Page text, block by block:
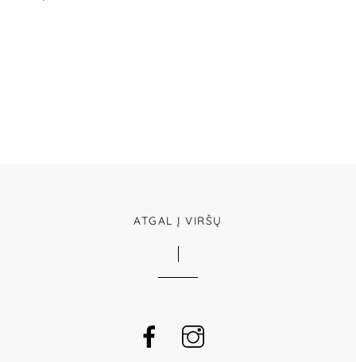
ATGAL Į VIRŠŲ